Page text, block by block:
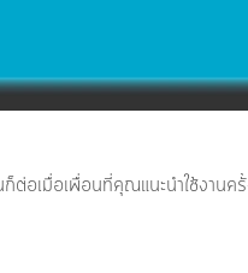
อเมื่อเพื่อนที่คุณแนะนำใช้งานค